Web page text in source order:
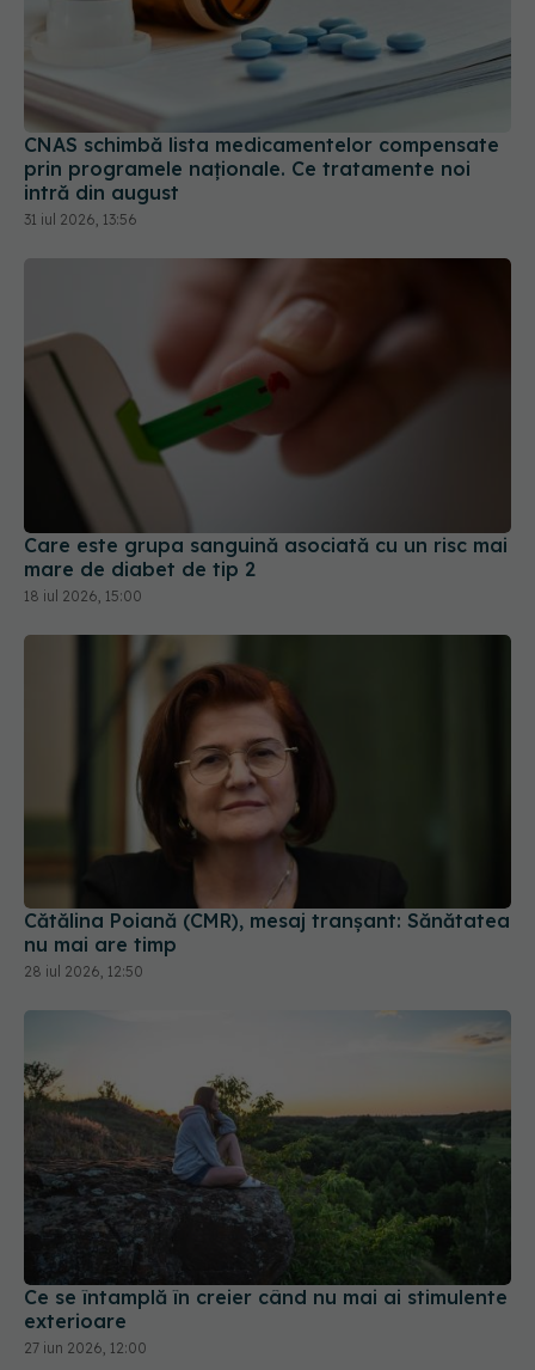
CNAS schimbă lista medicamentelor compensate
prin programele naționale. Ce tratamente noi
intră din august
31 iul 2026, 13:56
Care este grupa sanguină asociată cu un risc mai
mare de diabet de tip 2
18 iul 2026, 15:00
Cătălina Poiană (CMR), mesaj tranșant: Sănătatea
nu mai are timp
28 iul 2026, 12:50
Ce se întamplă în creier când nu mai ai stimulente
exterioare
27 iun 2026, 12:00